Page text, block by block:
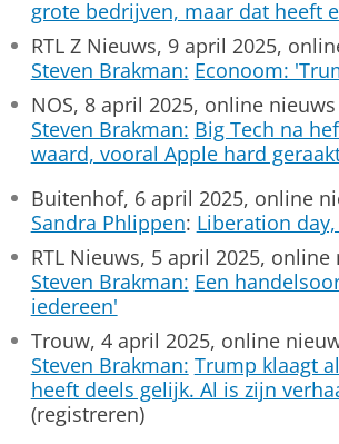
grote bedrijven, maar dat heeft
RTL Z Nieuws, 9 april 2025,
Steven Brakman: Econoom:
NOS, 8 april 2025, online nieuws
Steven Brakman: Big Tech na
waard, vooral Apple hard
Buitenhof, 6 april 2025, online
Sandra Phlippen: Liberation
RTL Nieuws, 5 april 2025, online
Steven Brakman: Een
iedereen'
Trouw, 4 april 2025, online
Steven Brakman: Trump klaagt
heeft deels gelijk. Al is zijn
(registreren)